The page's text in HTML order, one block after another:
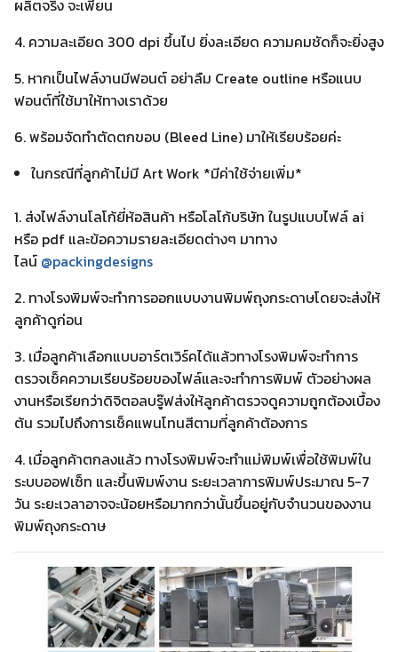
ผลิตจริง จะเพี้ยน
4. ความละเอียด 300 dpi ขึ้นไป ยิ่งละเอียด ความคมชัดก็จะยิ่งสูง
5. หากเป็นไฟล์งานมีฟอนต์ อย่าลืม Create outline หรือแนบ
ฟอนต์ที่ใช้มาให้ทางเราด้วย
6. พร้อมจัดทำตัดตกขอบ (Bleed Line) มาให้เรียบร้อยค่ะ
ในกรณีที่ลูกค้าไม่มี Art Work *มีค่าใช้จ่ายเพิ่ม*
1. ส่งไฟล์งานโลโก้ยี่ห้อสินค้า หรือโลโก้บริษัท ในรูปแบบไฟล์ ai
หรือ pdf และข้อความรายละเอียดต่างๆ มาทาง
ไลน์ @packingdesigns
2. ทางโรงพิมพ์จะทำการออกแบบงานพิมพ์ถุงกระดาษโดยจะส่งให้
ลูกค้าดูก่อน
3. เมื่อลูกค้าเลือกแบบอาร์ตเวิร์คได้แล้วทางโรงพิมพ์จะทำการ
ตรวจเช็คความเรียบร้อยของไฟล์และจะทำการพิมพ์ ตัวอย่างผล
งานหรือเรียกว่าดิจิตอลบรู๊ฟส่งให้ลูกค้าตรวจดูความถูกต้องเบื้อง
ต้น รวมไปถึงการเช็คแพนโทนสีตามที่ลูกค้าต้องการ
4. เมื่อลูกค้าตกลงแล้ว ทางโรงพิมพ์จะทำแม่พิมพ์เพื่อใช้พิมพ์ใน
ระบบออฟเซ็ท และขึ้นพิมพ์งาน ระยะเวลาการพิมพ์ประมาณ 5-7
วัน ระยะเวลาอาจจะน้อยหรือมากกว่านั้นขึ้นอยู่กับจำนวนของงาน
พิมพ์ถุงกระดาษ